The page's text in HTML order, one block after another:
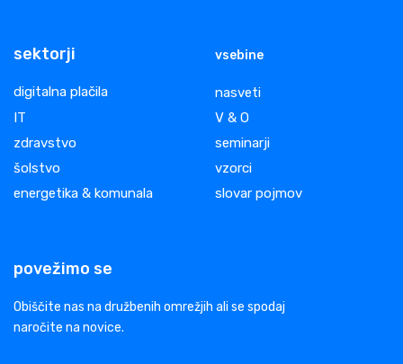
sektorji
digitalna plačila
IT
zdravstvo
šolstvo
energetika & komunala
vsebine
nasveti
V & O
seminarji
vzorci
slovar pojmov
povežimo se
Obiščite nas na družbenih omrežjih ali se spodaj
naročite na novice.